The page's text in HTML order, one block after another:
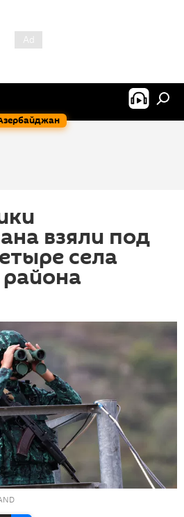
взяли под
села
района